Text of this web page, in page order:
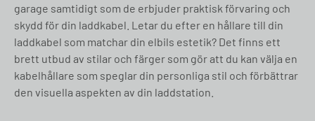
garage samtidigt som de erbjuder praktisk förvaring och
skydd för din laddkabel. Letar du efter en hållare till din
laddkabel som matchar din elbils estetik? Det finns ett
brett utbud av stilar och färger som gör att du kan välja en
kabelhållare som speglar din personliga stil och förbättrar
den visuella aspekten av din laddstation.